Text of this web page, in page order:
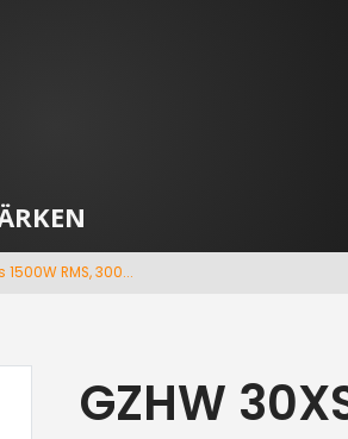
1500W RMS, 300...
GZHW